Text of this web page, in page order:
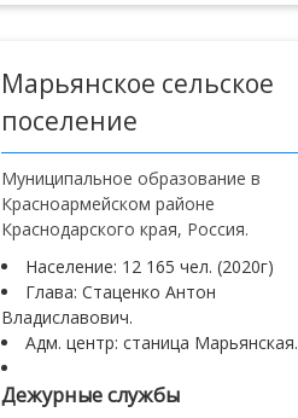
Марьянское сельское
поселение
Муниципальное образование в
Красноармейском районе
Краснодарского края, Россия.
Население: 12 165 чел. (2020г)
Глава: Стаценко Антон
Владиславович.
Адм. центр: станица Марьянская.
Дежурные службы